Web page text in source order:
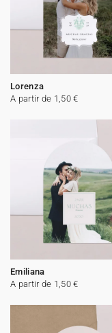
Lorenza
A partir de 1,50 €
Emiliana
A partir de 1,50 €